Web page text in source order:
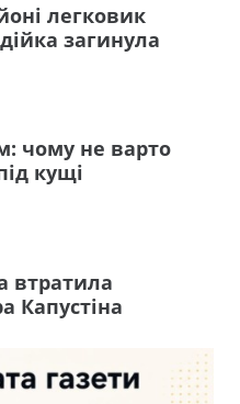
легковик
загинула
чому не варто
кущі
втратила
Капустіна